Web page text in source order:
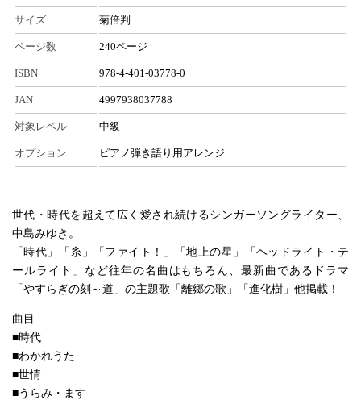
サイズ 菊倍判
ページ数 240ページ
ISBN 978-4-401-03778-0
JAN 4997938037788
対象レベル 中級
オプション ピアノ弾き語り用アレンジ
世代・時代を超えて広く愛され続けるシンガーソングライター、
中島みゆき。
「時代」「糸」「ファイト！」「地上の星」「ヘッドライト・テ
ールライト」など往年の名曲はもちろん、最新曲であるドラマ
「やすらぎの刻～道」の主題歌「離郷の歌」「進化樹」他掲載！
曲目
■時代
■わかれうた
■世情
■うらみ・ます